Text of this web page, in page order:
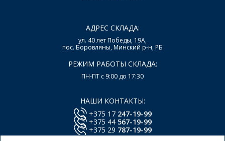
АДРЕС СКЛАДА:
ул. 40 лет Победы, 19А,
пос. Боровляны, Минский р-н, РБ
РЕЖИМ РАБОТЫ СКЛАДА:
ПН-ПТ с 9:00 до 17:30
НАШИ КОНТАКТЫ:
+375 17 247-19-99
+375 44 567-19-99
+375 29 787-19-99